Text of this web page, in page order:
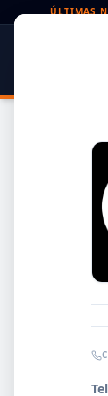
ÚLTIMAS
rechazados en